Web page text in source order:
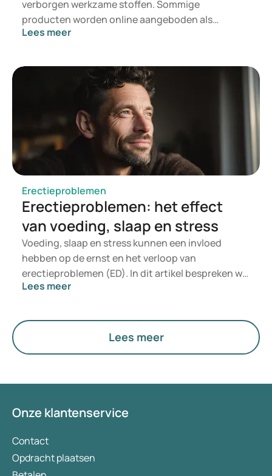
verborgen werkzame stoffen. Sommige
producten worden online aangeboden als
supplement, libidoverhoger of natuurlijk
etiket vermeld staan. Wie erectieproblemen wil
aanpakken, doet er verstandig aan te kiezen voor
een medisch verantwoorde aanpak.
Lees meer
Erectieproblemen
Erectieproblemen: het effect
van voeding, slaap en stress
Voeding, slaap en stress kunnen een invloed
hebben op de ernst en het verloop van
erectieproblemen (ED). In dit artikel bespreken we
de impact van voeding, slaap en stress op
deze inzichten kunnen bijdragen aan het
behouden of verbeteren van intieme relaties.
Lees meer
Lees meer
Onze klantenservice
Contact
Opdracht plaatsen